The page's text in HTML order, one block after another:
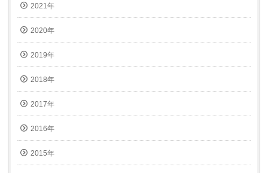
2021年
2020年
2019年
2018年
2017年
2016年
2015年